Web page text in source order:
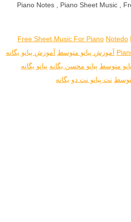
Piano Notes , Piano Sheet Music ,
Free Sheet Music For Piano Notedo
آموزش پیانو متوسط آموزش پیانو یگانه
متوسط پیانو محسن یگانه پیانو یگانه
نت پیانو نت دو یگانه